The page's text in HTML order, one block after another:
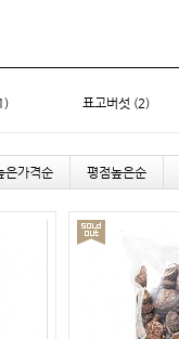
표고버섯 (2)
은가격순 평점높은순